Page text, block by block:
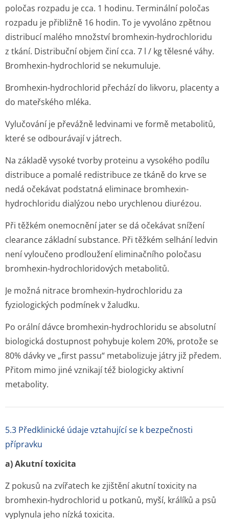
poločas rozpadu je cca. 1 hodinu. Terminální poločas
rozpadu je přibližně 16 hodin. To je vyvoláno zpětnou
distribucí malého množství bromhexin-hydrochloridu
z tkání. Distribuční objem činí cca. 7 l / kg tělesné váhy.
Bromhexin-hydrochlorid se nekumuluje.
Bromhexin-hydrochlorid přechází do likvoru, placenty a
do mateřského mléka.
Vylučování je převážně ledvinami ve formě metabolitů,
které se odbourávají v játrech.
Na základě vysoké tvorby proteinu a vysokého podílu
distribuce a pomalé redistribuce ze tkáně do krve se
nedá očekávat podstatná eliminace bromhexin-
hydrochloridu dialýzou nebo urychlenou diurézou.
Při těžkém onemocnění jater se dá očekávat snížení
clearance základní substance. Při těžkém selhání ledvin
není vyloučeno prodloužení eliminačního poločasu
bromhexin-hydrochloridových metabolitů.
Je možná nitrace bromhexin-hydrochloridu za
fyziologických podmínek v žaludku.
Po orální dávce bromhexin-hydrochloridu se absolutní
biologická dostupnost pohybuje kolem 20%, protože se
80% dávky ve „first passu“ metabolizuje játry již předem.
Přitom mimo jiné vznikají též biologicky aktivní
metabolity.
5.3 Předklinické údaje vztahující se k bezpečnosti
přípravku
a) Akutní toxicita
Z pokusů na zvířatech ke zjištění akutní toxicity na
bromhexin-hydrochlorid u potkanů, myší, králíků a psů
vyplynula jeho nízká toxicita.